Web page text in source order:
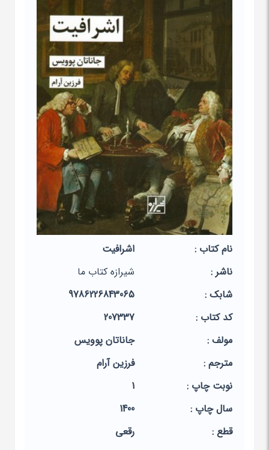
نام کتاب :
اشرافیت
ناشر :
شیرازه کتاب ما
شابک :
9786226843065
کد کتاب :
207337
مولف :
جاناتان پوویس
مترجم :
فرزین آرام
نوبت چاپ :
1
سال چاپ :
1400
قطع :
رقعی